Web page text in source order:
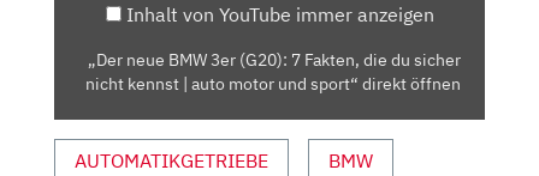
SICHER
KENNST
Inhalt von YouTube immer anzeigen
„Der neue BMW 3er (G20): 7 Fakten, die du sicher
nicht kennst | auto motor und sport“ direkt öffnen
AUTOMATIKGETRIEBE BMW